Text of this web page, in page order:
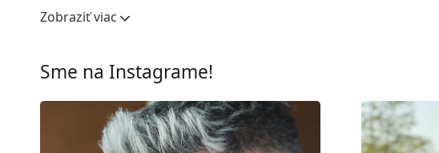
Šírka očnice:
57 mm
Rám
Tvar rámu:
Štvorcové
Farba rámov:
Čierna
Zobraziť viac
Sme na Instagrame!